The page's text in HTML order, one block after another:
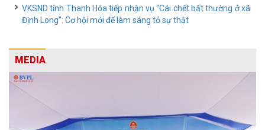
VKSND tỉnh Thanh Hóa tiếp nhận vụ “Cái chết bất thường ở xã
Định Long”: Cơ hội mới để làm sáng tỏ sự thật
MEDIA